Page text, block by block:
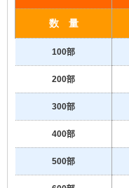
数 量
100部
200部
300部
400部
500部